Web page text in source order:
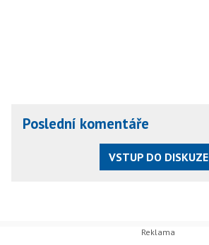
Poslední komentáře
VSTUP DO DISKUZE